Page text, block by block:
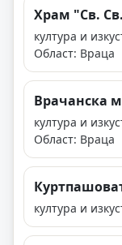
Храм "Св.
култура и
Област: Враца
Врачанска
култура и
Област: Враца
култура и